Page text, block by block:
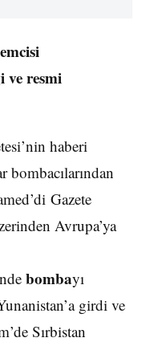
ve resmi
haberi
bombacılarından
Gazete
Avrupa’ya
bombayı
girdi ve
Sırbistan